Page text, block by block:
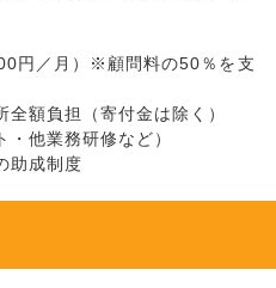
円／月）※顧問料の50％を支
額負担（寄付金は除く）
他業務研修など）
助成制度